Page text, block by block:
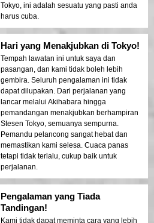
Tokyo, ini adalah sesuatu yang pasti anda
harus cuba.
Hari yang Menakjubkan di Tokyo!
Tempah lawatan ini untuk saya dan
pasangan, dan kami tidak boleh lebih
gembira. Seluruh pengalaman ini tidak
dapat dilupakan. Dari perjalanan yang
lancar melalui Akihabara hingga
pemandangan menakjubkan berhampiran
Stesen Tokyo, semuanya sempurna.
Pemandu pelancong sangat hebat dan
memastikan kami selesa. Cuaca panas
tetapi tidak terlalu, cukup baik untuk
perjalanan.
Pengalaman yang Tiada
Tandingan!
Kami tidak dapat meminta cara yang lebih